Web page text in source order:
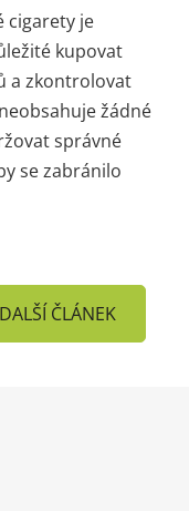
cigarety je
kupovat
a zkontrolovat
žádné
správné
se zabránilo
DALŠÍ ČLÁNEK